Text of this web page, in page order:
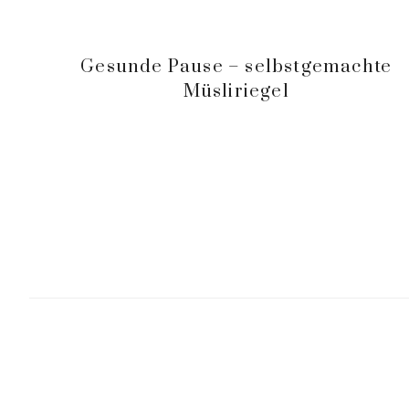
Gesunde Pause – selbstgemachte
Müsliriegel